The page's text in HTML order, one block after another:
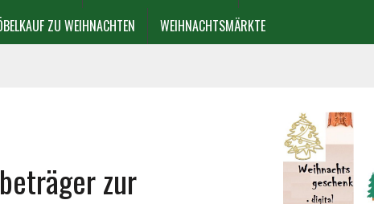
ZU WEIHNACHTEN WEIHNACHTSMÄRKTE
zur